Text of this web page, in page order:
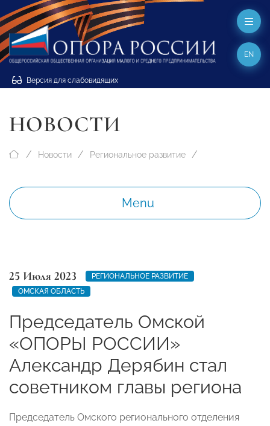
Версия для слабовидящих
EN
НОВОСТИ
Новости Региональное развитие
Menu
25 Июля 2023
РЕГИОНАЛЬНОЕ РАЗВИТИЕ
ОМСКАЯ ОБЛАСТЬ
Председатель Омской
«ОПОРЫ РОССИИ»
Александр Дерябин стал
советником главы региона
Председатель Омского регионального отделения